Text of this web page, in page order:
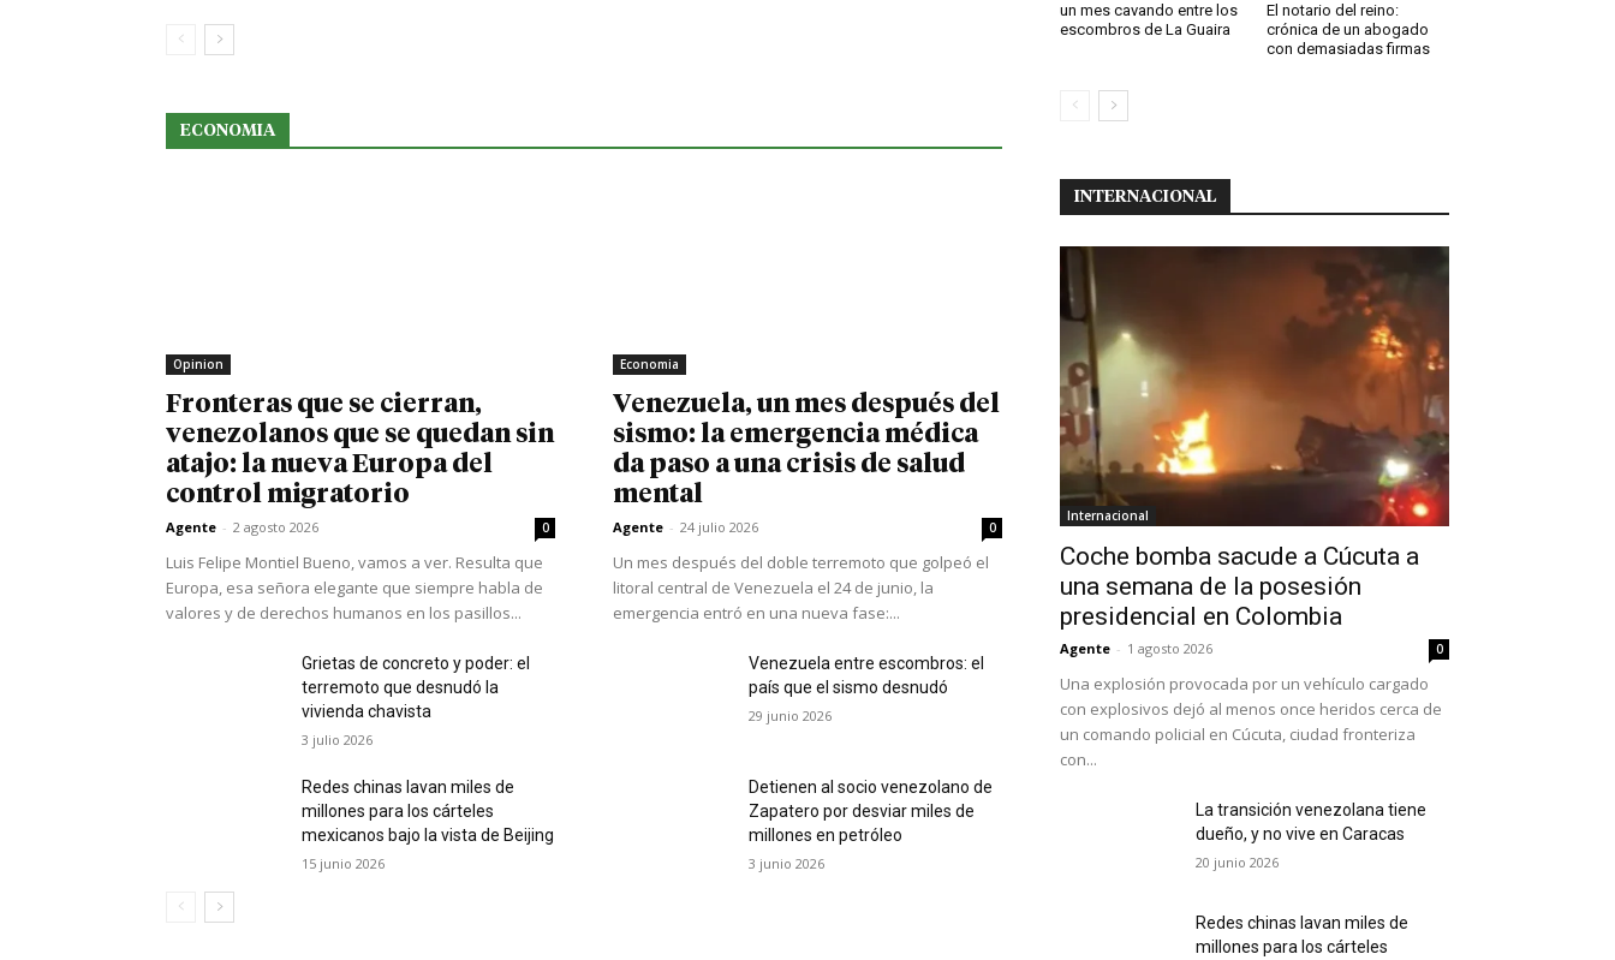
ECONOMIA
Opinion
Fronteras que se cierran,
venezolanos que se quedan sin
atajo: la nueva Europa del
control migratorio
Agente - 2 agosto 2026 0
Luis Felipe Montiel Bueno, vamos a ver. Resulta que
Europa, esa señora elegante que siempre habla de
valores y de derechos humanos en los pasillos...
Economia
Venezuela, un mes después del
sismo: la emergencia médica
da paso a una crisis de salud
mental
Agente - 24 julio 2026 0
Un mes después del doble terremoto que golpeó el
litoral central de Venezuela el 24 de junio, la
emergencia entró en una nueva fase:...
Grietas de concreto y poder: el
terremoto que desnudó la
vivienda chavista
3 julio 2026
Venezuela entre escombros: el
país que el sismo desnudó
29 junio 2026
Redes chinas lavan miles de
millones para los cárteles
mexicanos bajo la vista de Beijing
15 junio 2026
Detienen al socio venezolano de
Zapatero por desviar miles de
millones en petróleo
3 junio 2026
un mes cavando entre los
escombros de La Guaira
El notario del reino:
crónica de un abogado
con demasiadas firmas
INTERNACIONAL
Internacional
Coche bomba sacude a Cúcuta a
una semana de la posesión
presidencial en Colombia
Agente - 1 agosto 2026 0
Una explosión provocada por un vehículo cargado
con explosivos dejó al menos once heridos cerca de
un comando policial en Cúcuta, ciudad fronteriza
con...
La transición venezolana tiene
dueño, y no vive en Caracas
20 junio 2026
Redes chinas lavan miles de
millones para los cárteles